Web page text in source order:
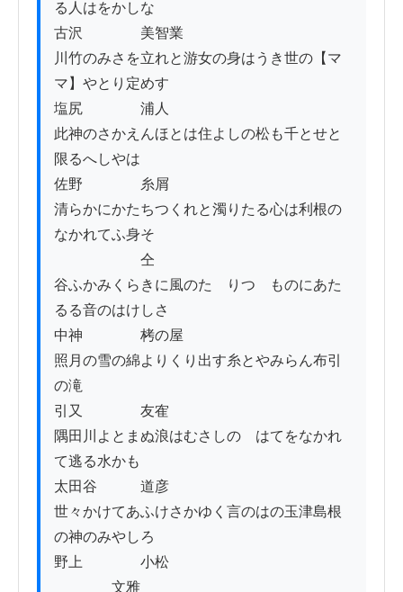
る人はをかしな
古沢　　　　美智業
川竹のみさを立れと游女の身はうき世の【マ
マ】やとり定めす
塩尻　　　　浦人
此神のさかえんほとは住よしの松も千とせと
限るへしやは
佐野　　　　糸屑
清らかにかたちつくれと濁りたる心は利根の
なかれてふ身そ
仝
谷ふかみくらきに風のたゝりつゝものにあた
るる音のはけしさ
中神　　　　栲の屋
照月の雪の綿よりくり出す糸とやみらん布引
の滝
引又　　　　友隺
隅田川よとまぬ浪はむさしのゝはてをなかれ
て逃る水かも
太田谷　　　道彦
世々かけてあふけさかゆく言のはの玉津島根
の神のみやしろ
野上　　　　小松
文雅